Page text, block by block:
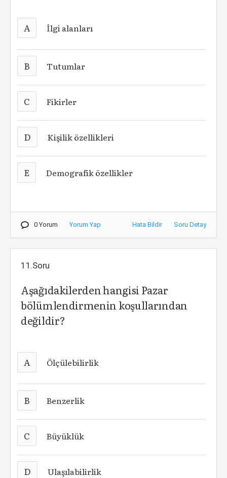
A İlgi alanları
B Tutumlar
C Fikirler
D Kişilik özellikleri
E Demografik özellikler
0 Yorum Yorum Yap Hata Bildir Soru Detay
11.Soru
Aşağıdakilerden hangisi Pazar
bölümlendirmenin koşullarından
değildir?
A Ölçülebilirlik
B Benzerlik
C Büyüklük
D Ulaşılabilirlik